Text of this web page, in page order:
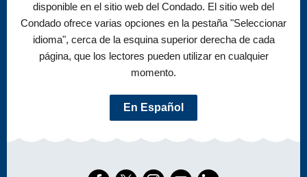
disponible en el sitio web del Condado. El sitio web del
Condado ofrece varias opciones en la pestaña "Seleccionar
idioma", cerca de la esquina superior derecha de cada
página, que los lectores pueden utilizar en cualquier
momento.
En Español